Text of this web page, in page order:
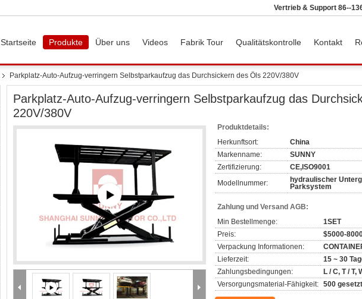
Vertrieb & Support 86--
Startseite Produkte Über uns Videos Fabrik Tour Qualitätskontrolle Kontakt
Parkplatz-Auto-Aufzug-verringern Selbstparkaufzug das Durchsickern des Öls 220V/380V
Parkplatz-Auto-Aufzug-verringern Selbstparkaufzug das
220V/380V
Produktdetails:
Herkunftsort:
China
Markenname:
SUNNY
Zertifizierung:
CE,ISO9001
Modellnummer:
hydraulischer
Parksystem
Zahlung und Versand AGB:
Min Bestellmenge:
1SET
Preis:
$5000-
Verpackung Informationen:
Lieferzeit:
15 ~ 30
Zahlungsbedingungen:
L / C, T / T,
Versorgungsmaterial-Fähigkeit: 500